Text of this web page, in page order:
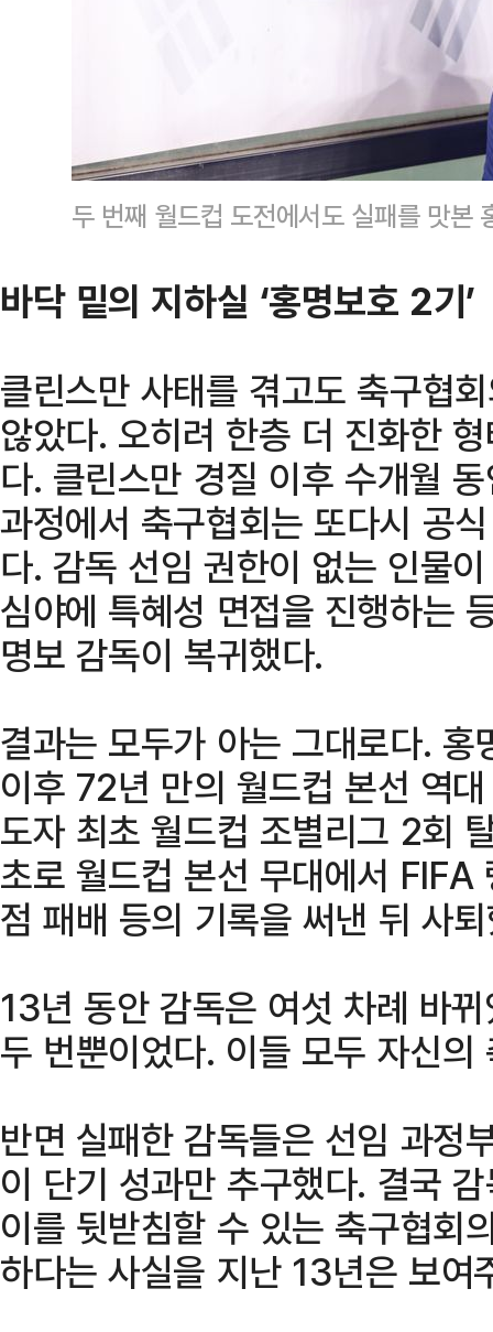
두 번째 월드컵 도전에서도 실패를 맛
바닥 밑의 지하실 ‘홍명보호 2기’
클린스만 사태를 겪고도 축구협
않았다. 오히려 한층 더 진화한
다. 클린스만 경질 이후 수개월
과정에서 축구협회는 또다시 공
다. 감독 선임 권한이 없는 인물
심야에 특혜성 면접을 진행하는
명보 감독이 복귀했다.
결과는 모두가 아는 그대로다.
이후 72년 만의 월드컵 본선 역
도자 최초 월드컵 조별리그 2회
초로 월드컵 본선 무대에서
점 패배 등의 기록을 써낸 뒤 사
13년 동안 감독은 여섯 차례 바
두 번뿐이었다. 이들 모두 자신의
반면 실패한 감독들은 선임 과정
이 단기 성과만 추구했다. 결국
이를 뒷받침할 수 있는 축구협회
하다는 사실을 지난 13년은 보여